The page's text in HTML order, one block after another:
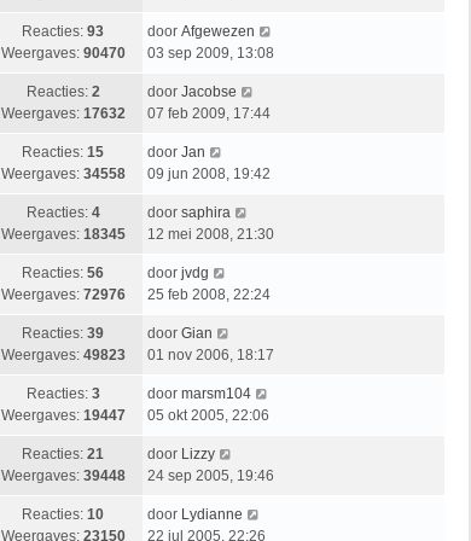
Reacties: 93
Weergaves: 90470
door Afgewezen
03 sep 2009, 13:08
Reacties: 2
Weergaves: 17632
door Jacobse
07 feb 2009, 17:44
Reacties: 15
Weergaves: 34558
door Jan
09 jun 2008, 19:42
Reacties: 4
Weergaves: 18345
door saphira
12 mei 2008, 21:30
Reacties: 56
Weergaves: 72976
door jvdg
25 feb 2008, 22:24
Reacties: 39
Weergaves: 49823
door Gian
01 nov 2006, 18:17
Reacties: 3
Weergaves: 19447
door marsm104
05 okt 2005, 22:06
Reacties: 21
Weergaves: 39448
door Lizzy
24 sep 2005, 19:46
Reacties: 10
Weergaves: 23150
door Lydianne
22 jul 2005, 22:26